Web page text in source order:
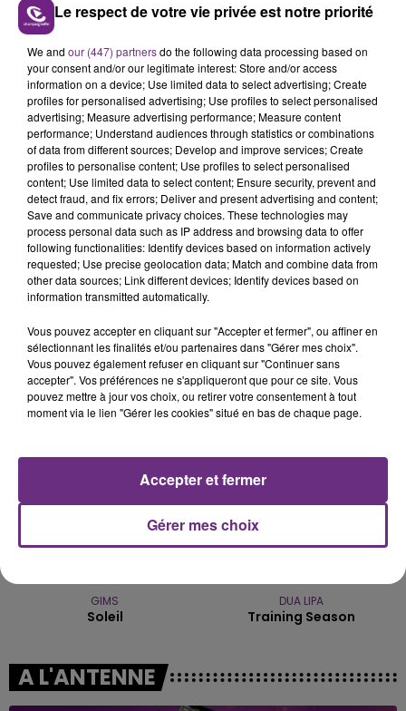
UNE JEUNE AUTOMOBILISTE GRIÈVEMENT
BLESSÉE
Une automobiliste s'est retrouvée piégée dans
son véhicule après une collision avec un poids
lourd. Très grièvement blessée, la jeune femme
de 20 ans a été...
TITRES DIFFUSÉS
11h04
11h04
JASON DERULO
Want To Want Me
11h01
11h01
TEDDY SWIMS
Mr Know It All
10h58
10h58
GIMS
Soleil
10h56
10h56
DUA LIPA
Training Season
A L'ANTENNE
Le respect de votre vie privée est notre priorité
We and our (447) partnersdo the following data processing based on
your consent and/or our legitimate interest: Store and/or access
information on a device; Use limited data to select advertising; Create
profiles for personalised advertising; Use profiles to select personalised
advertising; Measure advertising performance; Measure content
performance; Understand audiences through statistics or combinations
of data from different sources; Develop and improve services; Create
profiles to personalise content; Use profiles to select personalised
content; Use limited data to select content; Ensure security, prevent and
detect fraud, and fix errors; Deliver and present advertising and content;
Save and communicate privacy choices. These technologies may
process personal data such as IP address and browsing data to offer
following functionalities: Identify devices based on information actively
requested; Use precise geolocation data; Match and combine data from
other data sources; Link different devices; Identify devices based on
information transmitted automatically.
Vous pouvez accepter en cliquant sur "Accepter et fermer", ou affiner en
sélectionnant les finalités et/ou partenaires dans "Gérer mes choix".
Vous pouvez également refuser en cliquant sur "Continuer sans
accepter". Vos préférences ne s'appliqueront que pour ce site. Vous
pouvez mettre à jour vos choix, ou retirer votre consentement à tout
moment via le lien "Gérer les cookies" situé en bas de chaque page.
Gérer mes choix
Accepter et fermer